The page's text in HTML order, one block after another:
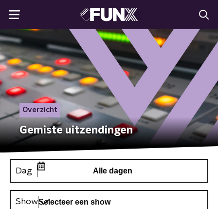
Overzicht
Gemiste uitzendingen
Dag Alle dagen
Show